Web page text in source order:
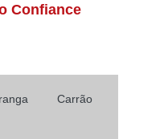
Confiance
Carrão